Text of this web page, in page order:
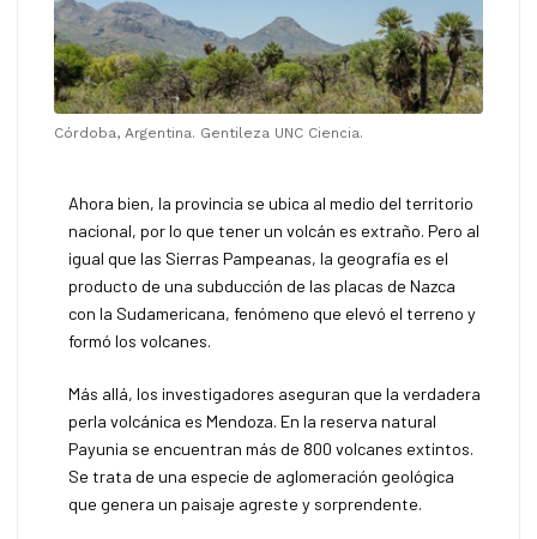
Córdoba, Argentina. Gentileza UNC Ciencia.
Ahora bien, la provincia se ubica al medio del territorio
nacional, por lo que tener un volcán es extraño. Pero al
igual que las Sierras Pampeanas, la geografía es el
producto de una subducción de las placas de Nazca
con la Sudamericana, fenómeno que elevó el terreno y
formó los volcanes.
Más allá, los investigadores aseguran que la verdadera
perla volcánica es Mendoza. En la reserva natural
Payunia se encuentran más de 800 volcanes extintos.
Se trata de una especie de aglomeración geológica
que genera un paisaje agreste y sorprendente.